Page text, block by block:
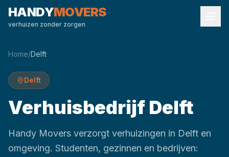
HANDYMOVERS
verhuizen zonder zorgen
Home/Delft
Delft
Verhuisbedrijf Delft
Handy Movers verzorgt verhuizingen in Delft en
omgeving. Studenten, gezinnen en bedrijven: